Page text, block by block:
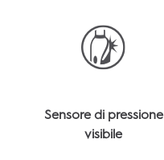
Sensore di pressione
visibile